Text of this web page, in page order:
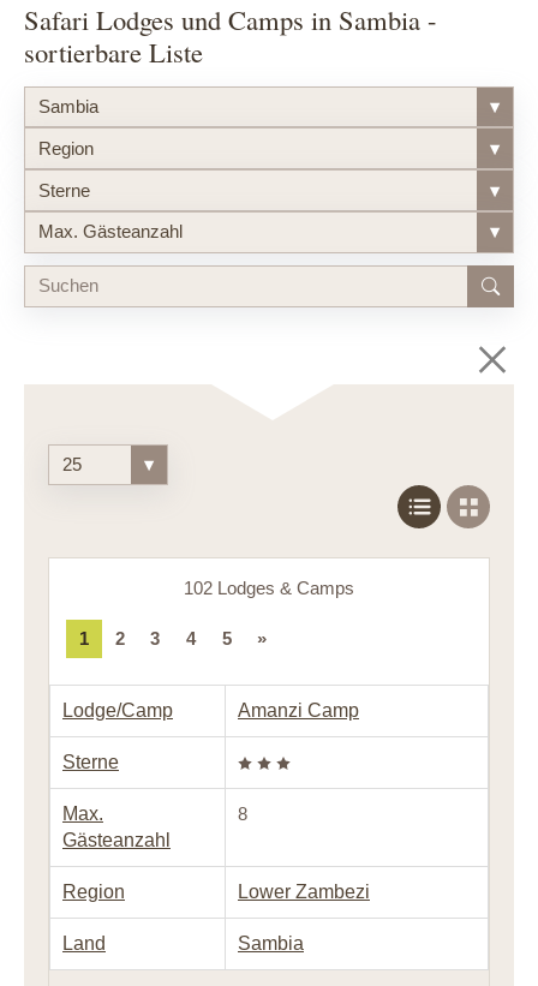
Safari Lodges und Camps in Sambia -
sortierbare Liste
Sambia ▾
Region ▾
Sterne ▾
Max. Gästeanzahl ▾
25 ▾
102 Lodges & Camps
1 2 3 4 5 »
Lodge/Camp Amanzi Camp
Sterne
Max.
Gästeanzahl
8
Region Lower Zambezi
Land Sambia